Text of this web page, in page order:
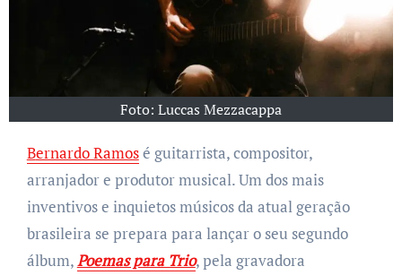
Foto: Luccas Mezzacappa
Bernardo Ramosé guitarrista, compositor,
arranjador e produtor musical. Um dos mais
inventivos e inquietos músicos da atual geração
brasileira se prepara para lançar o seu segundo
álbum, Poemas para Trio, pela gravadora